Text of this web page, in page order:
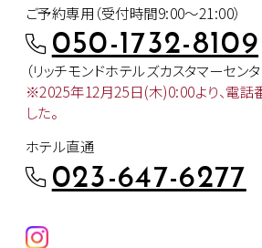
ご予約専用（受付時間9:00～21:00）
050-1732-8109
（リッチモンドホテルズカスタマーセン
※2025年12月25日(木)0:00より、電話
した。
ホテル直通
023-647-6277